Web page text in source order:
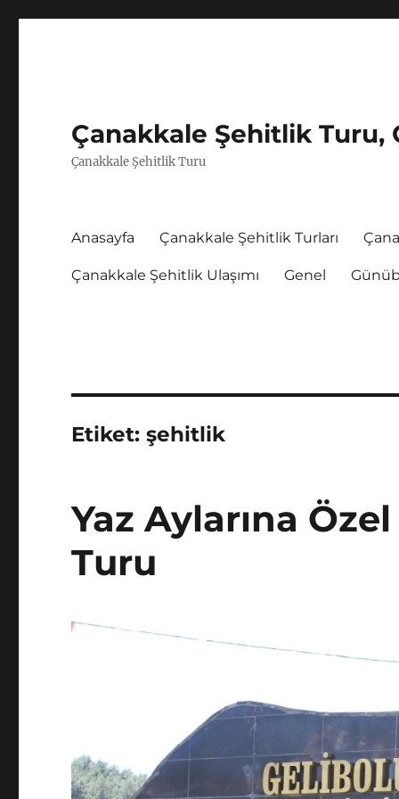
Çanakkale Şehitlik Turu,
Çanakkale Şehitlik Turu
Anasayfa Çanakkale Şehitlik Turları
Çanakkale Şehitlik Ulaşımı Genel
Etiket:şehitlik
Yaz Aylarına
Turu